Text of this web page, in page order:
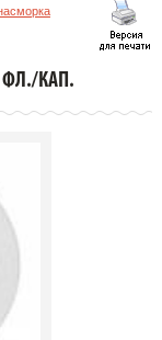
ФЛ./КАП.